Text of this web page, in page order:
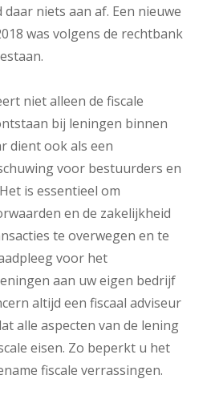
niets aan af. Een nieuwe
was volgens de rechtbank
niet alleen de fiscale
bij leningen binnen
dient ook als een
voor bestuurders en
is essentieel om
en de zakelijkheid
te overwegen en te
voor het
aan uw eigen bedrijf
altijd een fiscaal adviseur
alle aspecten van de lening
eisen. Zo beperkt u het
fiscale verrassingen.